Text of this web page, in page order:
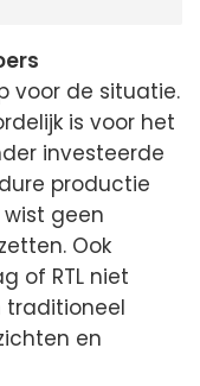
voor de situatie.
is voor het
investeerde
productie
geen
Ook
of RTL niet
traditioneel
en